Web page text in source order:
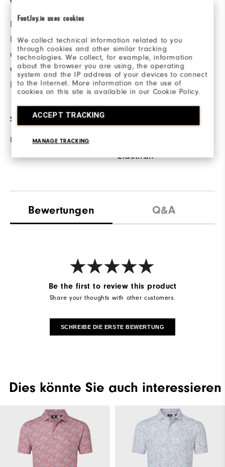
FootJoy.ie uses cookies
We collect technical information related to you
through cookies and other similar tracking
technologies. We collect, for example, information
about the browser you are using, the operating
system and the IP address of your devices to connect
to the Internet. More information on the use of
cookies on this site is available in our Cookie Policy.
ACCEPT TRACKING
MANAGE TRACKING
Veredelung
Diese antibakterielle
Beschichtung hemmt
unangenehme
Gerüche bei
Feuchtigkeit.
Haltbarkeit.
SONNENSCHUTZ
UPF 30 Sonnenschutz
Elasthan
Bewertungen Q&A
Be the first to review this product
Share your thoughts with other customers.
SCHREIBE DIE ERSTE BEWERTUNG
Dies könnte Sie auch interessieren